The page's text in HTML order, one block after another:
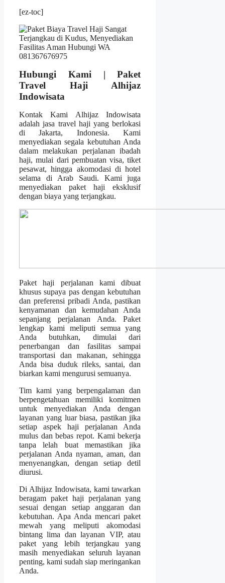
[ez-toc]
Hubungi Kami | Paket
Travel Haji Alhijaz
Indowisata
Kontak Kami Alhijaz Indowisata
adalah jasa travel haji yang berlokasi
di Jakarta, Indonesia. Kami
menyediakan segala kebutuhan Anda
dalam melakukan perjalanan ibadah
haji, mulai dari pembuatan visa, tiket
pesawat, hingga akomodasi di hotel
selama di Arab Saudi. Kami juga
menyediakan paket haji eksklusif
dengan biaya yang terjangkau.
Paket haji perjalanan kami dibuat
khusus supaya pas dengan kebutuhan
dan preferensi pribadi Anda, pastikan
kenyamanan dan kemudahan Anda
sepanjang perjalanan Anda. Paket
lengkap kami meliputi semua yang
Anda butuhkan, dimulai dari
penerbangan dan fasilitas sampai
transportasi dan makanan, sehingga
Anda bisa duduk rileks, santai, dan
biarkan kami mengurusi semuanya.
Tim kami yang berpengalaman dan
berpengetahuan memiliki komitmen
untuk menyediakan Anda dengan
layanan yang luar biasa, pastikan jika
setiap aspek haji perjalanan Anda
mulus dan bebas repot. Kami bekerja
tanpa lelah buat memastikan jika
perjalanan Anda nyaman, aman, dan
menyenangkan, dengan setiap detil
diurusi.
Di Alhijaz Indowisata, kami tawarkan
beragam paket haji perjalanan yang
sesuai dengan setiap anggaran dan
kebutuhan. Apa Anda mencari paket
mewah yang meliputi akomodasi
bintang lima dan layanan VIP, atau
paket yang lebih terjangkau yang
masih menyediakan seluruh layanan
penting, kami sudah siap meringankan
Anda.